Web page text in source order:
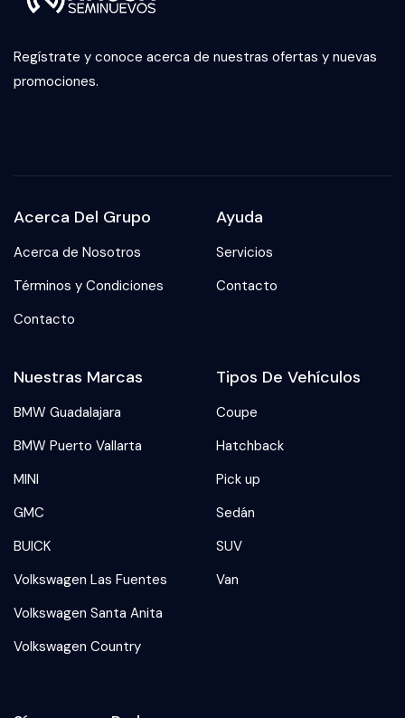
Regístrate y conoce acerca de nuestras ofertas y nuevas
promociones.
Acerca Del Grupo
Acerca de Nosotros
Términos y Condiciones
Contacto
Ayuda
Servicios
Contacto
Nuestras Marcas
BMW Guadalajara
BMW Puerto Vallarta
MINI
GMC
BUICK
Volkswagen Las Fuentes
Volkswagen Santa Anita
Volkswagen Country
Tipos De Vehículos
Coupe
Hatchback
Pick up
Sedán
SUV
Van